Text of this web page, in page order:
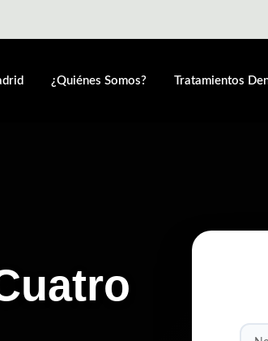
¿Quiénes Somos? Tratamientos